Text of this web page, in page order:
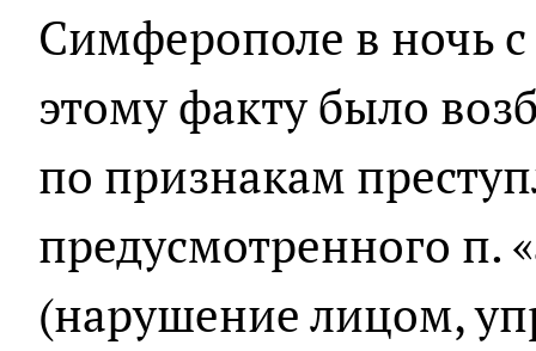
Симферополе в ночь
этому факту было
по признакам
предусмотренного п.
(нарушение лицом,